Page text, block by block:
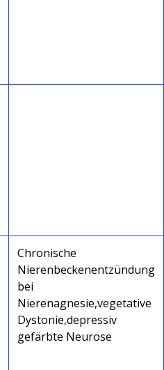
Chronische
Nierenbeckenentzündung
bei
Nierenagnesie,vegetative
Dystonie,depressiv
gefärbte Neurose